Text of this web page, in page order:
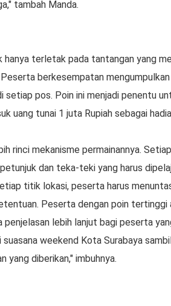
tambah Manda.
hanya terletak pada tantangan yang
berkesempatan
setiap pos. Poin ini menjadi penentu
uang tunai 1 juta Rupiah sebagai
rinci mekanisme permainannya.
dan teka-teki yang harus
titik lokasi, peserta harus
Peserta dengan poin tertinggi
penjelasan lebih lanjut bagi peserta
suasana weekend Kota Surabaya
yang diberikan," imbuhnya.